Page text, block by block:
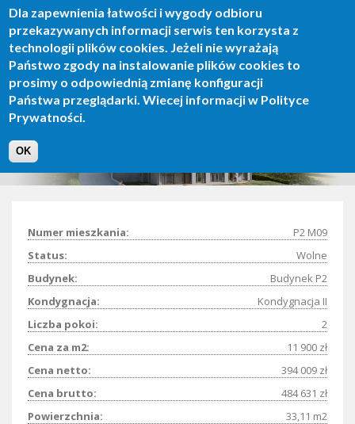
Dla zapewnienia łatwości i wygody odbioru
przekazywanych informacji serwis ten korzysta z
technologii plików cookies. Jeżeli nie wyrażają
Państwo zgody na instalowanie plików cookies to
prosimy o odpowiednią zmianę konfiguracji
Państwa przeglądarki. Wiecej informacji w Polityce
Prywatności.
OK
main
content
Apartament P2 M09
Numer mieszkania:
P2 M09
Status:
Wolne
Budynek:
Budynek P2
Kondygnacja:
Kondygnacja II
Liczba pokoi:
2
Cena za m2:
11 900 zł
Cena netto:
394 009 zł
Cena brutto:
484 631 zł
Powierzchnia:
33,11 m2